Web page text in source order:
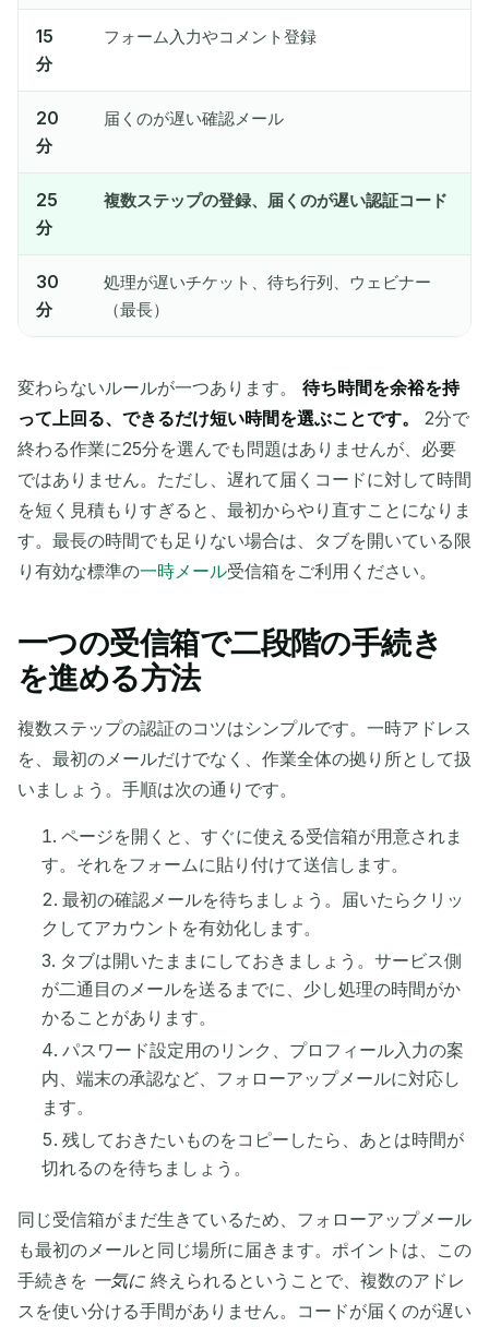
15
分
フォーム入力やコメント登録
20
分
届くのが遅い確認メール
25
分
複数ステップの登録、届くのが遅い認証コード
30
分
処理が遅いチケット、待ち行列、ウェビナー
（最長）
変わらないルールが一つあります。 待ち時間を余裕を持
って上回る、できるだけ短い時間を選ぶことです。
2分で
終わる作業に25分を選んでも問題はありませんが、必要
ではありません。ただし、遅れて届くコードに対して時間
を短く見積もりすぎると、最初からやり直すことになりま
す。最長の時間でも足りない場合は、タブを開いている限
り有効な標準の一時メール受信箱をご利用ください。
一つの受信箱で二段階の手続き
を進める方法
複数ステップの認証のコツはシンプルです。一時アドレス
を、最初のメールだけでなく、作業全体の拠り所として扱
いましょう。手順は次の通りです。
ページを開くと、すぐに使える受信箱が用意されま
す。それをフォームに貼り付けて送信します。
最初の確認メールを待ちましょう。届いたらクリッ
クしてアカウントを有効化します。
タブは開いたままにしておきましょう。サービス側
が二通目のメールを送るまでに、少し処理の時間がか
かることがあります。
パスワード設定用のリンク、プロフィール入力の案
内、端末の承認など、フォローアップメールに対応し
ます。
残しておきたいものをコピーしたら、あとは時間が
切れるのを待ちましょう。
同じ受信箱がまだ生きているため、フォローアップメール
も最初のメールと同じ場所に届きます。ポイントは、この
手続きを 一気に 終えられるということで、複数のアドレ
スを使い分ける手間がありません。コードが届くのが遅い